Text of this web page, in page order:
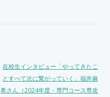
在校生インタビュー「やってきたこ
とすべて次に繋がっていく」福井麻
希さん（2024年度・専門コース専攻